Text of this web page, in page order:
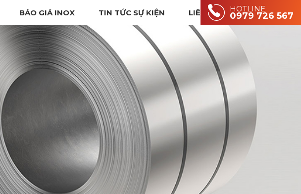
BÁO GIÁ INOX TIN TỨC SỰ KIỆN LIÊN HỆ HOTLINE
0979 726 567